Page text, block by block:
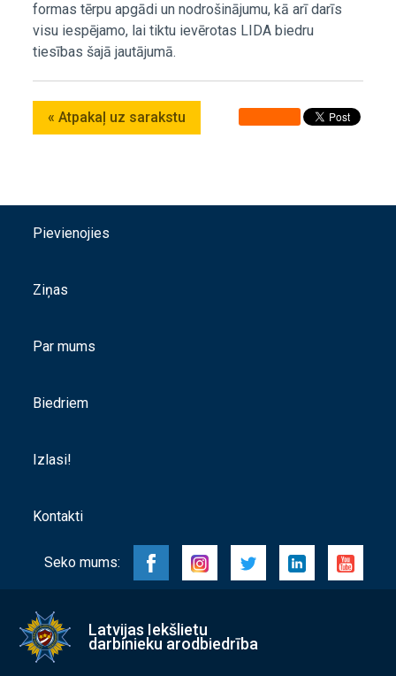
formas tērpu apgādi un nodrošinājumu, kā arī darīs
visu iespējamo, lai tiktu ievērotas LIDA biedru
tiesības šajā jautājumā.
« Atpakaļ uz sarakstu
Pievienojies
Ziņas
Par mums
Biedriem
Izlasi!
Kontakti
Seko mums:
Latvijas Iekšlietu
darbinieku arodbiedrība